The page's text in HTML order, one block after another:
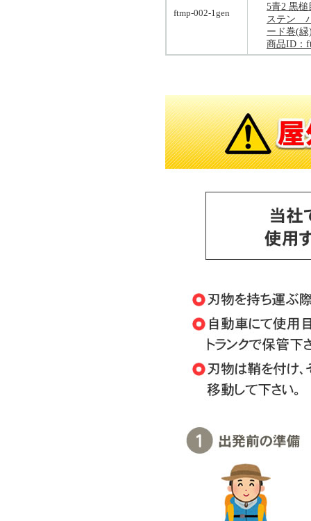
ftmp-002-1gen
5青2 黒
ステン
ード巻(
商品ID：